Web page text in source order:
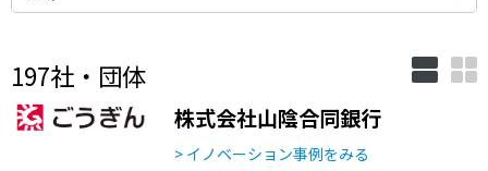
197社・団体
株式会社山陰合同銀行
> イノベーション事例をみる